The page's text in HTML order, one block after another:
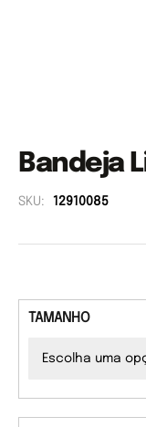
Bandeja
SKU: 12910085
TAMANHO